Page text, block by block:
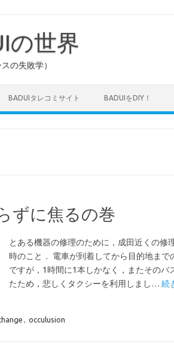
の世界
の失敗学）
BADUIタレコミサイト BADUIをDIY！
ずに焦るの巻
とある機器の修理のために，成田近くの修
時のこと． 電車が到着してから目的地まで
ですが，1時間に1本しかなく，またそのバ
たため，悲しくタクシーを利用しまし… 続
, occulusion